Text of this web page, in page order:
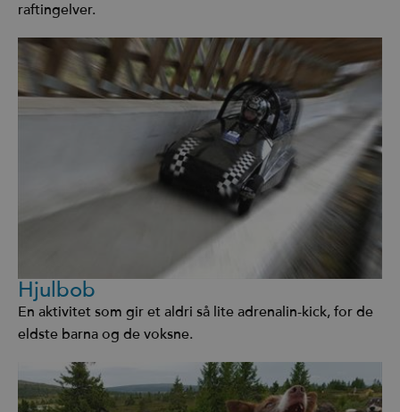
raftingelver.
Hjulbob
En aktivitet som gir et aldri så lite adrenalin-kick, for de
eldste barna og de voksne.